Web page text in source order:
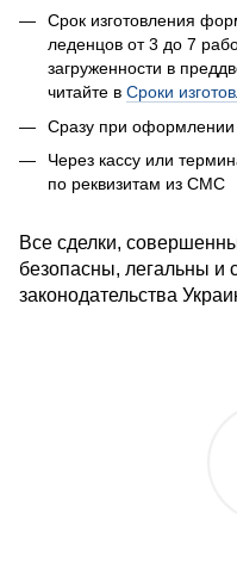
Срок изготовления
леденцов от 3 до 7
загруженности в
читайте в Сроки
Сразу при оформлении
Через кассу или
по реквизитам из СМС
Все сделки,
безопасны, легальны и
законодательства